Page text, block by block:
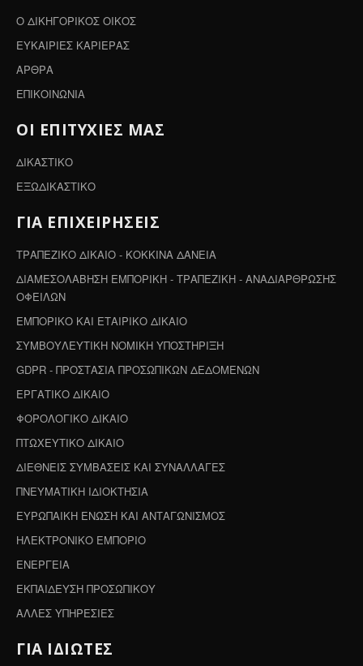
Ο ΔΙΚΗΓΟΡΙΚΟΣ ΟΙΚΟΣ
ΕΥΚΑΙΡΙΕΣ ΚΑΡΙΕΡΑΣ
ΑΡΘΡΑ
ΕΠΙΚΟΙΝΩΝΙΑ
ΟΙ ΕΠΙΤΥΧΙΕΣ ΜΑΣ
ΔΙΚΑΣΤΙΚΟ
ΕΞΩΔΙΚΑΣΤΙΚΟ
ΓΙΑ ΕΠΙΧΕΙΡΗΣΕΙΣ
ΤΡΑΠΕΖΙΚΟ ΔΙΚΑΙΟ - ΚΟΚΚΙΝΑ ΔΑΝΕΙΑ
ΔΙΑΜΕΣΟΛΑΒΗΣΗ ΕΜΠΟΡΙΚΗ - ΤΡΑΠΕΖΙΚΗ - ΑΝΑΔΙΑΡΘΡΩΣΗΣ
ΟΦΕΙΛΩΝ
ΕΜΠΟΡΙΚΟ ΚΑΙ ΕΤΑΙΡΙΚΟ ΔΙΚΑΙΟ
ΣΥΜΒΟΥΛΕΥΤΙΚΗ ΝΟΜΙΚΗ ΥΠΟΣΤΗΡΙΞΗ
GDPR - ΠΡΟΣΤΑΣΙΑ ΠΡΟΣΩΠΙΚΩΝ ΔΕΔΟΜΕΝΩΝ
ΕΡΓΑΤΙΚΟ ΔΙΚΑΙΟ
ΦΟΡΟΛΟΓΙΚΟ ΔΙΚΑΙΟ
ΠΤΩΧΕΥΤΙΚΟ ΔΙΚΑΙΟ
ΔΙΕΘΝΕΙΣ ΣΥΜΒΑΣΕΙΣ ΚΑΙ ΣΥΝΑΛΛΑΓΕΣ
ΠΝΕΥΜΑΤΙΚΗ ΙΔΙΟΚΤΗΣΙΑ
ΕΥΡΩΠΑΙΚΗ ΕΝΩΣΗ ΚΑΙ ΑΝΤΑΓΩΝΙΣΜΟΣ
ΗΛΕΚΤΡΟΝΙΚΟ ΕΜΠΟΡΙΟ
ΕΝΕΡΓΕΙΑ
ΕΚΠΑΙΔΕΥΣΗ ΠΡΟΣΩΠΙΚΟΥ
ΑΛΛΕΣ ΥΠΗΡΕΣΙΕΣ
ΓΙΑ ΙΔΙΩΤΕΣ